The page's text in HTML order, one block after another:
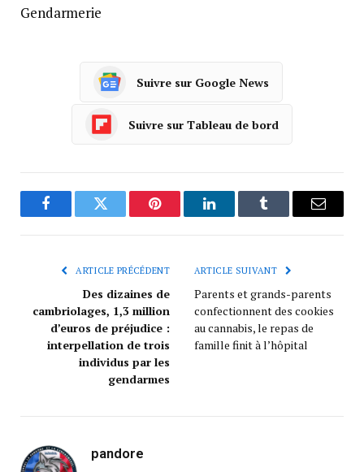
Gendarmerie
Suivre sur Google News
Suivre sur Tableau de bord
FacebookTwitter Pinterest LinkedInTumblr
ARTICLE PRÉCÉDENT
Des dizaines de
cambriolages, 1,3 million
d’euros de préjudice :
interpellation de trois
individus par les
gendarmes
ARTICLE SUIVANT
Parents et grands-parents
confectionnent des cookies
au cannabis, le repas de
famille finit à l’hôpital
pandore